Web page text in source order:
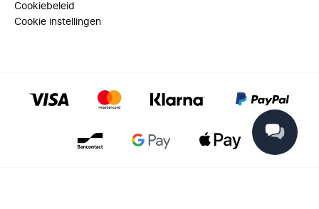
Cookiebeleid
Cookie instellingen